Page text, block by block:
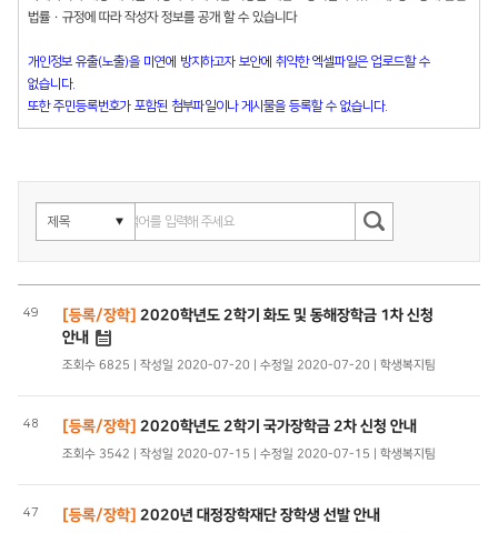
법률 · 규정에 따라 작성자 정보를 공개 할 수 있습니다
개인정보 유출(노출)을 미연에 방지하고자 보안에 취약한 엑셀파일은 업로드할 수
없습니다.
또한 주민등록번호가 포함된 첨부파일이나 게시물을 등록할 수 없습니다.
49 [등록/장학] 2020학년도 2학기 화도 및 동해장학금 1차 신청
안내
조회수 6825 | 작성일 2020-07-20 | 수정일 2020-07-20 | 학생복지팀
48 [등록/장학] 2020학년도 2학기 국가장학금 2차 신청 안내
조회수 3542 | 작성일 2020-07-15 | 수정일 2020-07-15 | 학생복지팀
47 [등록/장학] 2020년 대정장학재단 장학생 선발 안내